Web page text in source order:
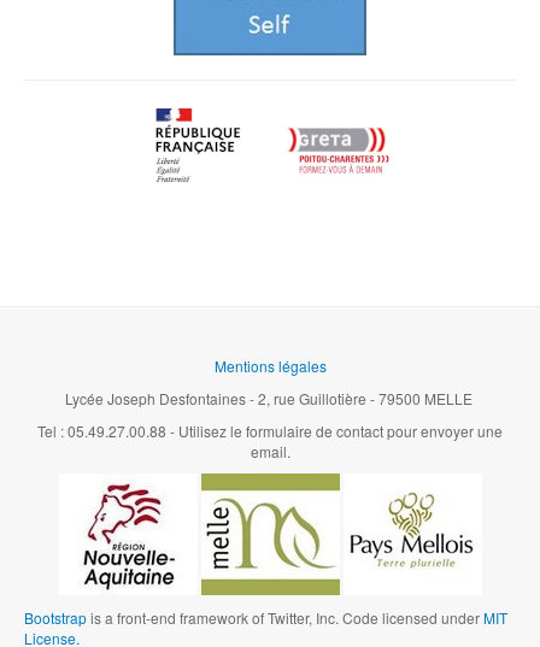
Mentions légales
Lycée Joseph Desfontaines - 2, rue Guillotière - 79500 MELLE
Tel : 05.49.27.00.88 - Utilisez le formulaire de contact pour envoyer une
email.
Bootstrapis a front-end framework of Twitter, Inc. Code licensed underMIT
License.